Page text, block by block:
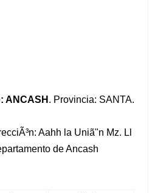
ANCASH . Provincia: SANTA.
Aahh la Uniã"n Mz. Ll
de Ancash